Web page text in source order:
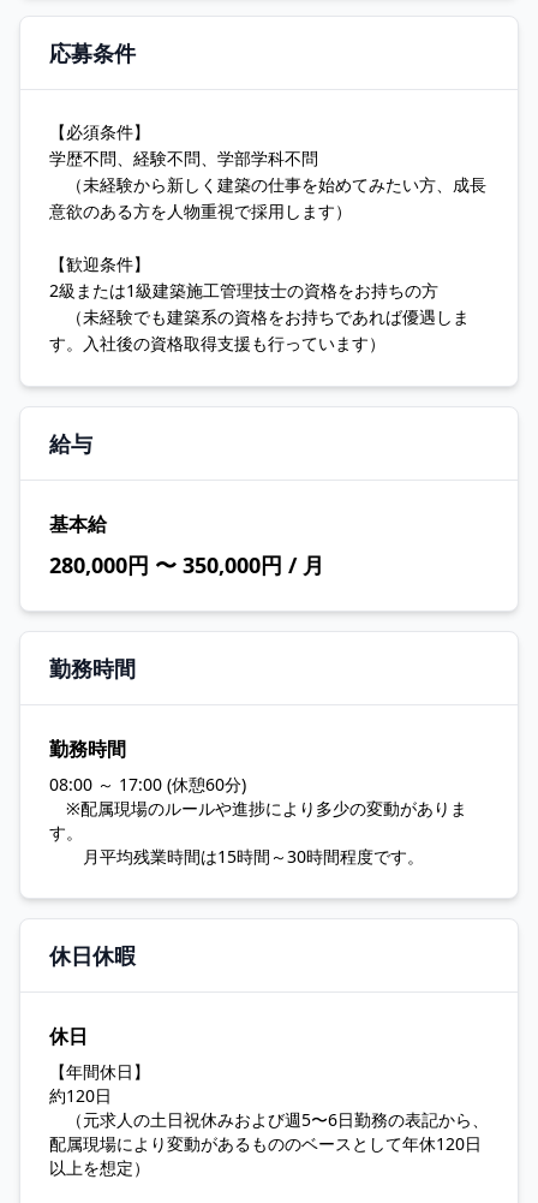
応募条件
【必須条件】
学歴不問、経験不問、学部学科不問
（未経験から新しく建築の仕事を始めてみたい方、成長
意欲のある方を人物重視で採用します）
【歓迎条件】
2級または1級建築施工管理技士の資格をお持ちの方
（未経験でも建築系の資格をお持ちであれば優遇しま
す。入社後の資格取得支援も行っています）
給与
基本給
280,000円 〜 350,000円 / 月
勤務時間
勤務時間
08:00 ～ 17:00 (休憩60分)
※配属現場のルールや進捗により多少の変動がありま
す。
月平均残業時間は15時間～30時間程度です。
休日休暇
休日
【年間休日】
約120日
（元求人の土日祝休みおよび週5〜6日勤務の表記から、
配属現場により変動があるもののベースとして年休120日
以上を想定）